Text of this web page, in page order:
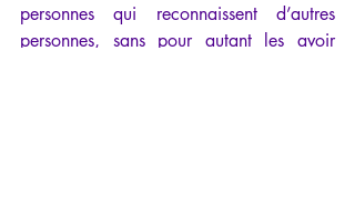
personnes qui reconnaissent d’autres
personnes, sans pour autant les avoir